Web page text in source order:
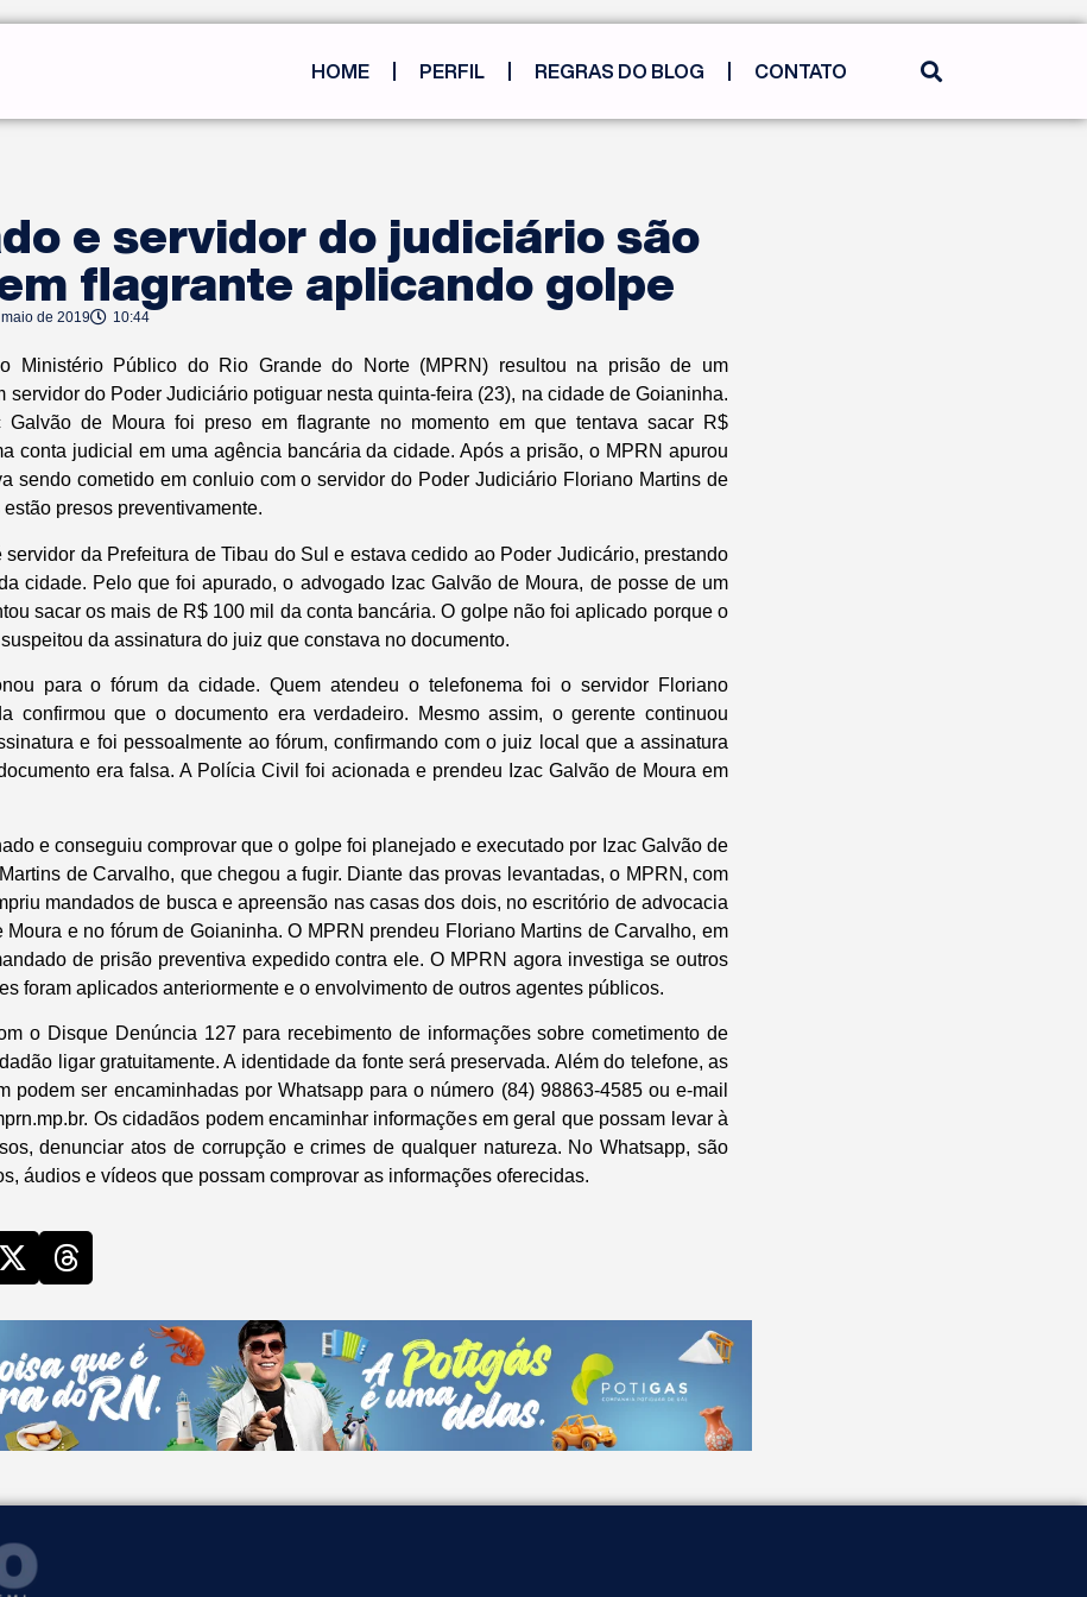
HOME PERFIL REGRAS DO BLOG CONTATO
e servidor do judiciário são
flagrante aplicando golpe
de 2019 10:44
Ministério Público do Rio Grande do Norte (MPRN) resultou na prisão de um
servidor do Poder Judiciário potiguar nesta quinta-feira (23), na cidade de Goianinha.
Galvão de Moura foi preso em flagrante no momento em que tentava sacar R$
conta judicial em uma agência bancária da cidade. Após a prisão, o MPRN apurou
sendo cometido em conluio com o servidor do Poder Judiciário Floriano Martins de
presos preventivamente.
servidor da Prefeitura de Tibau do Sul e estava cedido ao Poder Judicário, prestando
cidade. Pelo que foi apurado, o advogado Izac Galvão de Moura, de posse de um
sacar os mais de R$ 100 mil da conta bancária. O golpe não foi aplicado porque o
da assinatura do juiz que constava no documento.
para o fórum da cidade. Quem atendeu o telefonema foi o servidor Floriano
confirmou que o documento era verdadeiro. Mesmo assim, o gerente continuou
e foi pessoalmente ao fórum, confirmando com o juiz local que a assinatura
era falsa. A Polícia Civil foi acionada e prendeu Izac Galvão de Moura em
e conseguiu comprovar que o golpe foi planejado e executado por Izac Galvão de
de Carvalho, que chegou a fugir. Diante das provas levantadas, o MPRN, com
mandados de busca e apreensão nas casas dos dois, no escritório de advocacia
Moura e no fórum de Goianinha. O MPRN prendeu Floriano Martins de Carvalho, em
de prisão preventiva expedido contra ele. O MPRN agora investiga se outros
foram aplicados anteriormente e o envolvimento de outros agentes públicos.
o Disque Denúncia 127 para recebimento de informações sobre cometimento de
ligar gratuitamente. A identidade da fonte será preservada. Além do telefone, as
podem ser encaminhadas por Whatsapp para o número (84) 98863-4585 ou e-mail
Os cidadãos podem encaminhar informações em geral que possam levar à
denunciar atos de corrupção e crimes de qualquer natureza. No Whatsapp, são
áudios e vídeos que possam comprovar as informações oferecidas.